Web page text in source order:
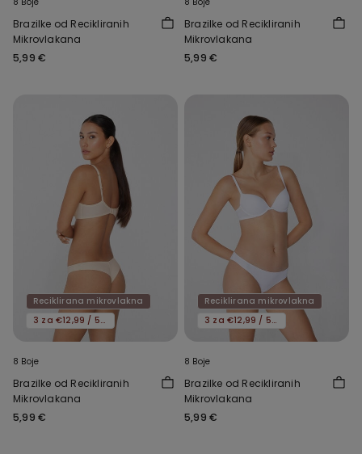
Brazilke od Recikliranih
Mikrovlakana
5,99 €
Brazilke od Recikliranih
Mikrovlakana
5,99 €
Reciklirana mikrovlakna
3 za €12,99 / 5 za €19,99
8 Boje
Brazilke od Recikliranih
Mikrovlakana
5,99 €
Reciklirana mikrovlakna
3 za €12,99 / 5 za €19,99
8 Boje
Brazilke od Recikliranih
Mikrovlakana
5,99 €